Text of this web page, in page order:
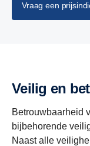
Vraag een
Veilig en
Betrouwbaarheid
bijbehorende
Naast alle